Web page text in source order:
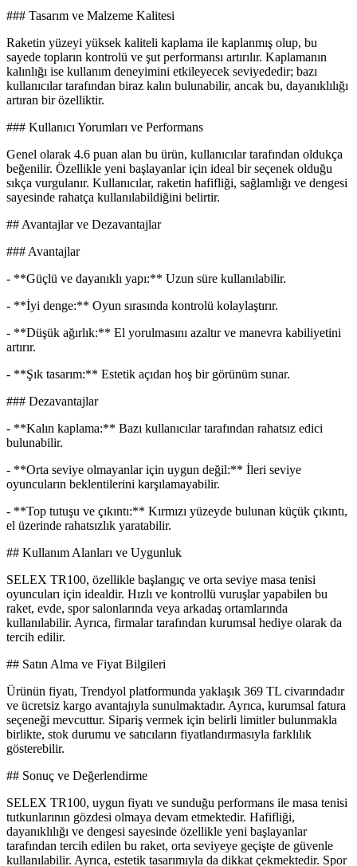
### Tasarım ve Malzeme Kalitesi
Raketin yüzeyi yüksek kaliteli kaplama ile kaplanmış olup, bu
sayede topların kontrolü ve şut performansı artırılır. Kaplamanın
kalınlığı ise kullanım deneyimini etkileyecek seviyededir; bazı
kullanıcılar tarafından biraz kalın bulunabilir, ancak bu, dayanıklılığı
artıran bir özelliktir.
### Kullanıcı Yorumları ve Performans
Genel olarak 4.6 puan alan bu ürün, kullanıcılar tarafından oldukça
beğenilir. Özellikle yeni başlayanlar için ideal bir seçenek olduğu
sıkça vurgulanır. Kullanıcılar, raketin hafifliği, sağlamlığı ve dengesi
sayesinde rahatça kullanılabildiğini belirtir.
## Avantajlar ve Dezavantajlar
### Avantajlar
- **Güçlü ve dayanıklı yapı:** Uzun süre kullanılabilir.
- **İyi denge:** Oyun sırasında kontrolü kolaylaştırır.
- **Düşük ağırlık:** El yorulmasını azaltır ve manevra kabiliyetini
artırır.
- **Şık tasarım:** Estetik açıdan hoş bir görünüm sunar.
### Dezavantajlar
- **Kalın kaplama:** Bazı kullanıcılar tarafından rahatsız edici
bulunabilir.
- **Orta seviye olmayanlar için uygun değil:** İleri seviye
oyuncuların beklentilerini karşılamayabilir.
- **Top tutuşu ve çıkıntı:** Kırmızı yüzeyde bulunan küçük çıkıntı,
el üzerinde rahatsızlık yaratabilir.
## Kullanım Alanları ve Uygunluk
SELEX TR100, özellikle başlangıç ve orta seviye masa tenisi
oyuncuları için idealdir. Hızlı ve kontrollü vuruşlar yapabilen bu
raket, evde, spor salonlarında veya arkadaş ortamlarında
kullanılabilir. Ayrıca, firmalar tarafından kurumsal hediye olarak da
tercih edilir.
## Satın Alma ve Fiyat Bilgileri
Ürünün fiyatı, Trendyol platformunda yaklaşık 369 TL civarındadır
ve ücretsiz kargo avantajıyla sunulmaktadır. Ayrıca, kurumsal fatura
seçeneği mevcuttur. Sipariş vermek için belirli limitler bulunmakla
birlikte, stok durumu ve satıcıların fiyatlandırmasıyla farklılık
gösterebilir.
## Sonuç ve Değerlendirme
SELEX TR100, uygun fiyatı ve sunduğu performans ile masa tenisi
tutkunlarının gözdesi olmaya devam etmektedir. Hafifliği,
dayanıklılığı ve dengesi sayesinde özellikle yeni başlayanlar
tarafından tercih edilen bu raket, orta seviyeye geçişte de güvenle
kullanılabilir. Ayrıca, estetik tasarımıyla da dikkat çekmektedir. Spor